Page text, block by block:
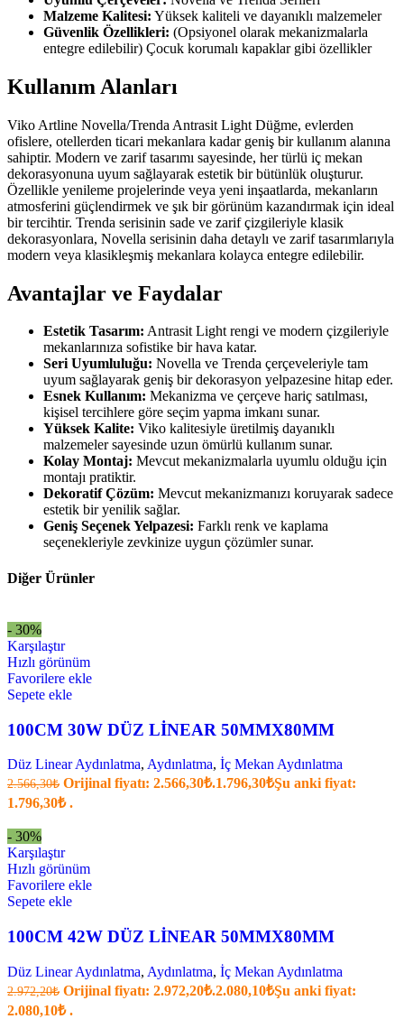
Malzeme Kalitesi: Yüksek kaliteli ve dayanıklı malzemeler
Güvenlik Özellikleri: (Opsiyonel olarak mekanizmalarla
entegre edilebilir) Çocuk korumalı kapaklar gibi özellikler
Kullanım Alanları
Viko Artline Novella/Trenda Antrasit Light Düğme, evlerden
ofislere, otellerden ticari mekanlara kadar geniş bir kullanım alanına
sahiptir. Modern ve zarif tasarımı sayesinde, her türlü iç mekan
dekorasyonuna uyum sağlayarak estetik bir bütünlük oluşturur.
Özellikle yenileme projelerinde veya yeni inşaatlarda, mekanların
atmosferini güçlendirmek ve şık bir görünüm kazandırmak için ideal
bir tercihtir. Trenda serisinin sade ve zarif çizgileriyle klasik
dekorasyonlara, Novella serisinin daha detaylı ve zarif tasarımlarıyla
modern veya klasikleşmiş mekanlara kolayca entegre edilebilir.
Avantajlar ve Faydalar
Estetik Tasarım: Antrasit Light rengi ve modern çizgileriyle
mekanlarınıza sofistike bir hava katar.
Seri Uyumluluğu: Novella ve Trenda çerçeveleriyle tam
uyum sağlayarak geniş bir dekorasyon yelpazesine hitap eder.
Esnek Kullanım: Mekanizma ve çerçeve hariç satılması,
kişisel tercihlere göre seçim yapma imkanı sunar.
Yüksek Kalite: Viko kalitesiyle üretilmiş dayanıklı
malzemeler sayesinde uzun ömürlü kullanım sunar.
Kolay Montaj: Mevcut mekanizmalarla uyumlu olduğu için
montajı pratiktir.
Dekoratif Çözüm: Mevcut mekanizmanızı koruyarak sadece
estetik bir yenilik sağlar.
Geniş Seçenek Yelpazesi: Farklı renk ve kaplama
seçenekleriyle zevkinize uygun çözümler sunar.
Diğer Ürünler
- 30%
Karşılaştır
Hızlı görünüm
Favorilere ekle
Sepete ekle
100CM 30W DÜZ LİNEAR 50MMX80MM
Düz Linear Aydınlatma, Aydınlatma, İç Mekan Aydınlatma
2.566,30₺ Orijinal fiyatı: 2.566,30₺.1.796,30₺Şu anki fiyat:
1.796,30₺ .
- 30%
Karşılaştır
Hızlı görünüm
Favorilere ekle
Sepete ekle
100CM 42W DÜZ LİNEAR 50MMX80MM
Düz Linear Aydınlatma, Aydınlatma, İç Mekan Aydınlatma
2.972,20₺ Orijinal fiyatı: 2.972,20₺.2.080,10₺Şu anki fiyat:
2.080,10₺ .